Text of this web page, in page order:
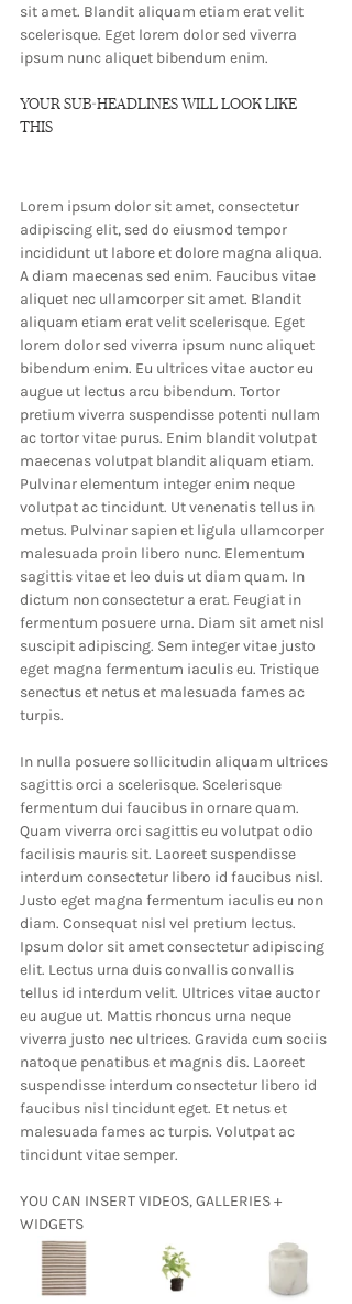
sit amet. Blandit aliquam etiam erat velit
scelerisque. Eget lorem dolor sed viverra
ipsum nunc aliquet bibendum enim.
YOUR SUB-HEADLINES WILL LOOK LIKE
THIS
Lorem ipsum dolor sit amet, consectetur
adipiscing elit, sed do eiusmod tempor
incididunt ut labore et dolore magna aliqua.
A diam maecenas sed enim. Faucibus vitae
aliquet nec ullamcorper sit amet. Blandit
aliquam etiam erat velit scelerisque. Eget
lorem dolor sed viverra ipsum nunc aliquet
bibendum enim. Eu ultrices vitae auctor eu
augue ut lectus arcu bibendum. Tortor
pretium viverra suspendisse potenti nullam
ac tortor vitae purus. Enim blandit volutpat
maecenas volutpat blandit aliquam etiam.
Pulvinar elementum integer enim neque
volutpat ac tincidunt. Ut venenatis tellus in
metus. Pulvinar sapien et ligula ullamcorper
malesuada proin libero nunc. Elementum
sagittis vitae et leo duis ut diam quam. In
dictum non consectetur a erat. Feugiat in
fermentum posuere urna. Diam sit amet nisl
suscipit adipiscing. Sem integer vitae justo
eget magna fermentum iaculis eu. Tristique
senectus et netus et malesuada fames ac
turpis.
In nulla posuere sollicitudin aliquam ultrices
sagittis orci a scelerisque. Scelerisque
fermentum dui faucibus in ornare quam.
Quam viverra orci sagittis eu volutpat odio
facilisis mauris sit. Laoreet suspendisse
interdum consectetur libero id faucibus nisl.
Justo eget magna fermentum iaculis eu non
diam. Consequat nisl vel pretium lectus.
Ipsum dolor sit amet consectetur adipiscing
elit. Lectus urna duis convallis convallis
tellus id interdum velit. Ultrices vitae auctor
eu augue ut. Mattis rhoncus urna neque
viverra justo nec ultrices. Gravida cum sociis
natoque penatibus et magnis dis. Laoreet
suspendisse interdum consectetur libero id
faucibus nisl tincidunt eget. Et netus et
malesuada fames ac turpis. Volutpat ac
tincidunt vitae semper.
YOU CAN INSERT VIDEOS, GALLERIES +
WIDGETS